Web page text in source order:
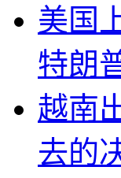
美国
特朗
越南
去的